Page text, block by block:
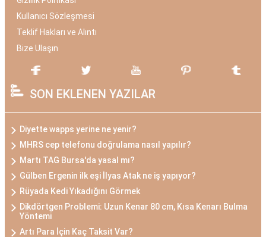
Kullanıcı Sözleşmesi
Teklif Hakları ve Alıntı
Bize Ulaşın
SON EKLENEN YAZILAR
Diyette wapps yerine ne yenir?
MHRS cep telefonu doğrulama nasıl yapılır?
Martı TAG Bursa'da yasal mı?
Gülben Ergenin ilk eşi İlyas Atak ne iş yapıyor?
Rüyada Kedi Yıkadığını Görmek
Dikdörtgen Problemi: Uzun Kenar 80 cm, Kısa Kenarı Bulma
Yöntemi
Artı Para İçin Kaç Taksit Var?